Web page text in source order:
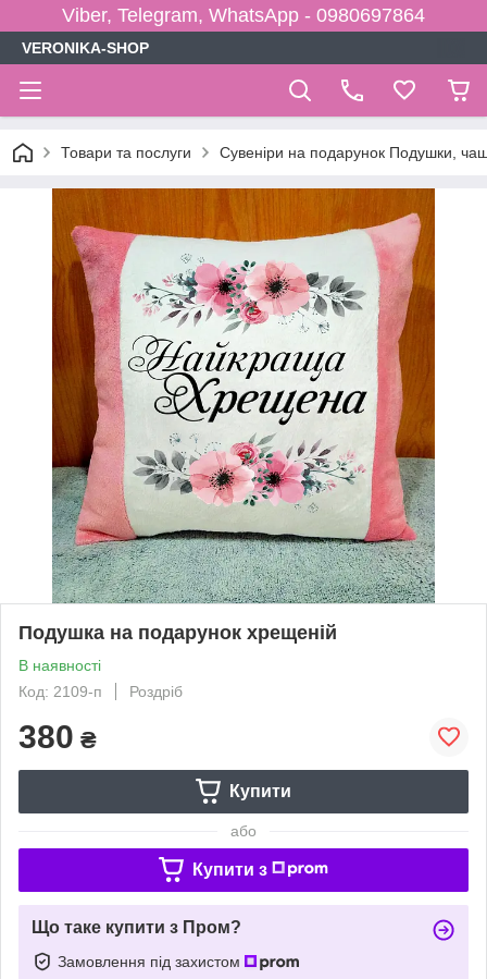
Viber, Telegram, WhatsApp - 0980697864
VERONIKA-SHOP
Товари та послуги Сувеніри на подарунок Подушки,
Подушка на подарунок хрещеній
В наявності
Код: 2109-п
Роздріб
380 ₴
Купити
або
Купити з
Що таке купити з Пром?
Замовлення під захистом